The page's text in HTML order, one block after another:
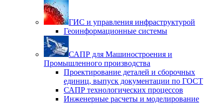
ГИС и управления инфраструктурой
Геоинформационные системы
САПР для Машиностроения и
Промышленного производства
Проектирование деталей и сборочных
единиц, выпуск документации по ГОСТ
САПР технологических процессов
Инженерные расчеты и моделирование